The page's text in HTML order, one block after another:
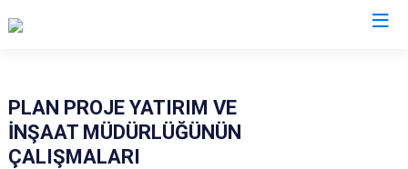
PLAN PROJE YATIRIM VE
İNŞAAT MÜDÜRLÜĞÜNÜN
ÇALIŞMALARI